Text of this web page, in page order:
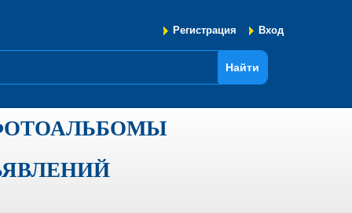
Регистрация Вход